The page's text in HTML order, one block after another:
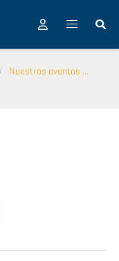
Nuestros eventos ...